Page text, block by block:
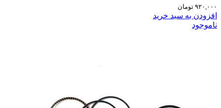
۹۲۰,۰۰۰ تومان
افزودن به سبد خرید
ناموجود